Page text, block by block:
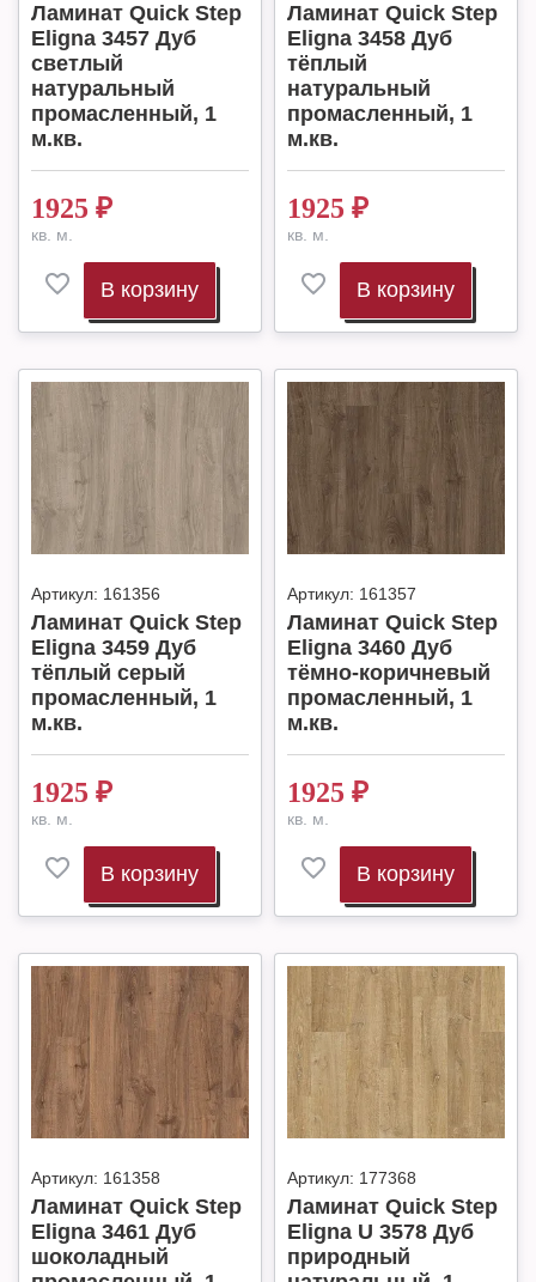
Ламинат Quick Step
Eligna 3457 Дуб
светлый
натуральный
промасленный, 1
м.кв.
1925 ₽
кв. м.
В корзину
Ламинат Quick Step
Eligna 3458 Дуб
тёплый
натуральный
промасленный, 1
м.кв.
1925 ₽
кв. м.
В корзину
Артикул: 161356
Ламинат Quick Step
Eligna 3459 Дуб
тёплый серый
промасленный, 1
м.кв.
1925 ₽
кв. м.
В корзину
Артикул: 161357
Ламинат Quick Step
Eligna 3460 Дуб
тёмно-коричневый
промасленный, 1
м.кв.
1925 ₽
кв. м.
В корзину
Артикул: 161358
Ламинат Quick Step
Eligna 3461 Дуб
шоколадный
Артикул: 177368
Ламинат Quick Step
Eligna U 3578 Дуб
природный